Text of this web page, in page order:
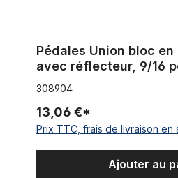
Pédales Union bloc en
avec réflecteur, 9/16
308904
13,06 €*
Prix TTC, frais de livraison en
Ajouter au